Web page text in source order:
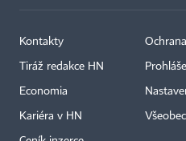
Kontakty
Tiráž redakce HN
Economia
Kariéra v HN